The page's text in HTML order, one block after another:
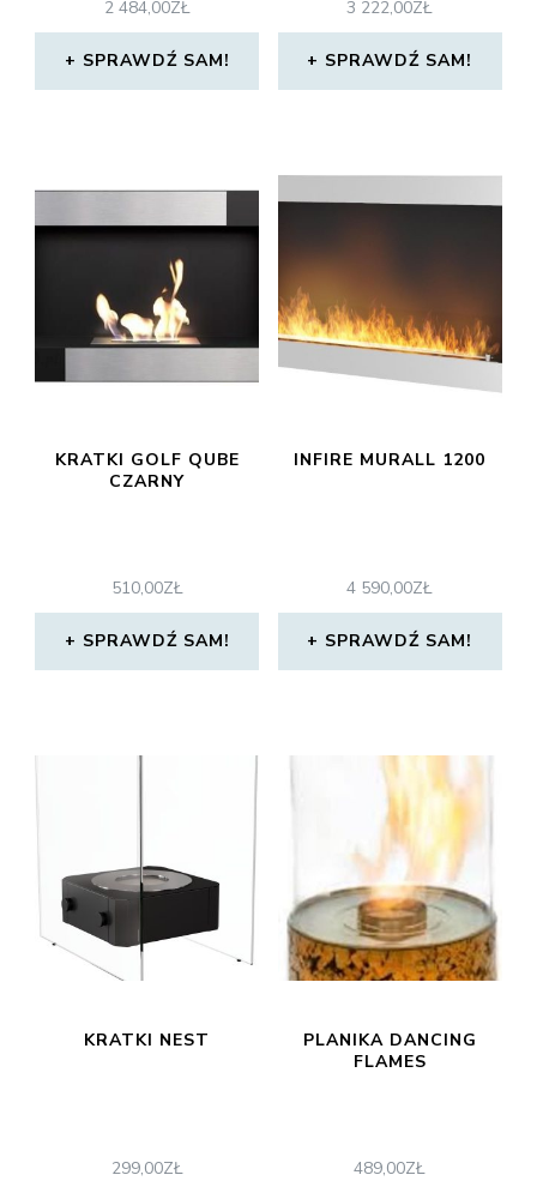
2 484,00ZŁ
SPRAWDŹ SAM!
3 222,00ZŁ
SPRAWDŹ SAM!
KRATKI GOLF QUBE
CZARNY
510,00ZŁ
SPRAWDŹ SAM!
INFIRE MURALL 1200
4 590,00ZŁ
SPRAWDŹ SAM!
KRATKI NEST
299,00ZŁ
PLANIKA DANCING
FLAMES
489,00ZŁ